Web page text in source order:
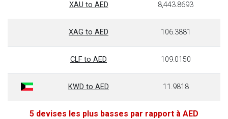
XAU to AED 8,443.8693
XAG to AED 106.3881
CLF to AED 109.0150
KWD to AED 11.9818
5 devises les plus basses par rapport à AED